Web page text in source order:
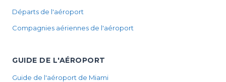
Départs de l'aéroport
Compagnies aériennes de l'aéroport
GUIDE DE L'AÉROPORT
Guide de l'aéroport de Miami